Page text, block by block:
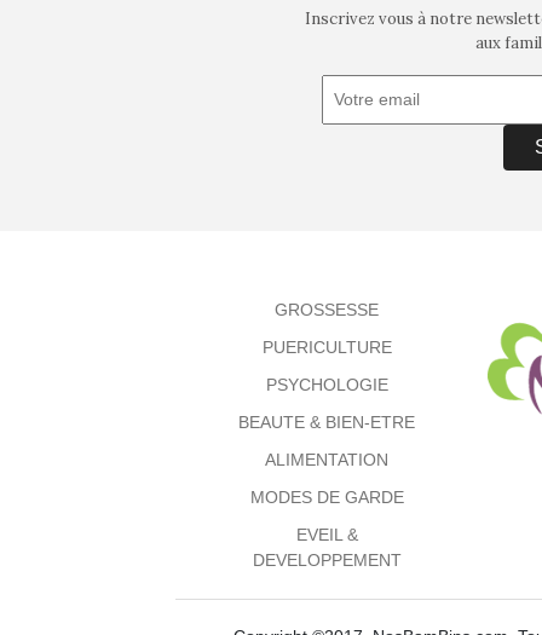
Inscrivez vous à notre
aux
GROSSESSE
PUERICULTURE
PSYCHOLOGIE
BEAUTE & BIEN-ETRE
ALIMENTATION
MODES DE GARDE
EVEIL &
DEVELOPPEMENT